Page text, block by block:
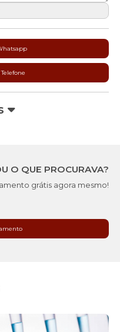
O QUE PROCURAVA?
grátis agora mesmo!